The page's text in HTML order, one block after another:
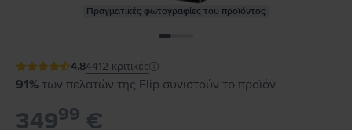
Πραγματικές φωτογραφίες του προϊόντος
4.84412 κριτικές
91% των πελατών της Flip συνιστούν το προϊόν
34999 €